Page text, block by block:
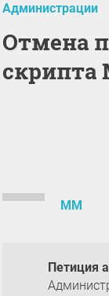
Администрации
Отмена проговаривания
скрипта
MM
Петиция